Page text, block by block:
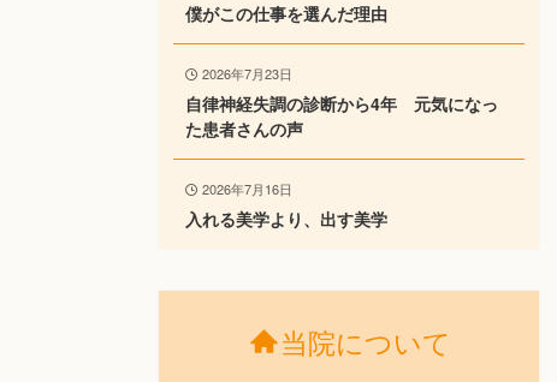
僕がこの仕事を選んだ理由
2026年7月23日
自律神経失調の診断から4年 元気になっ
た患者さんの声
2026年7月16日
入れる美学より、出す美学
当院について